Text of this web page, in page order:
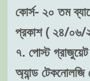
কোর্স- ২০ তম
প্রকাশ ( ২৪/০৬/
৭. পোস্ট গ্রাজুয়েট
অ্যান্ড টেকনোলজি